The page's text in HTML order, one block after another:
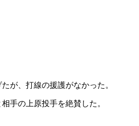
が、打線の援護がなかった。
手の上原投手を絶賛した。